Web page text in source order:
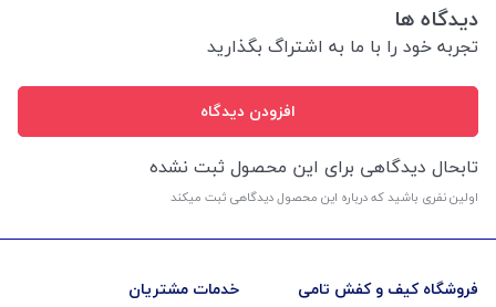
دیدگاه ها
تجربه خود را با ما به اشتراگ بگذارید
افزودن دیدگاه
تابحال دیدگاهی برای این محصول ثبت نشده
اولین نفری باشید که درباره این محصول دیدگاهی ثبت میکند
فروشگاه کیف و کفش تامی خدمات مشتریان